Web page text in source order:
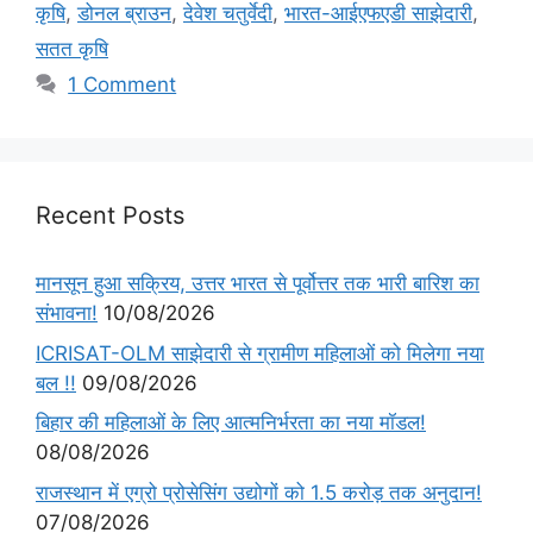
कृषि,डोनल ब्राउन,देवेश चतुर्वेदी, भारत-आईएफएडी साझेदारी,
सतत कृषि
1 Comment
Recent Posts
मानसून हुआ सक्रिय, उत्तर भारत से पूर्वोत्तर तक भारी बारिश का
संभावना! 10/08/2026
ICRISAT-OLM साझेदारी से ग्रामीण महिलाओं को मिलेगा नया
बल !! 09/08/2026
बिहार की महिलाओं के लिए आत्मनिर्भरता का नया मॉडल!
08/08/2026
राजस्थान में एग्रो प्रोसेसिंग उद्योगों को 1.5 करोड़ तक अनुदान!
07/08/2026